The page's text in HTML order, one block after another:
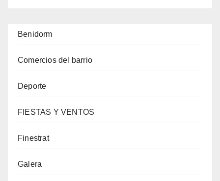
Benidorm
Comercios del barrio
Deporte
FIESTAS Y VENTOS
Finestrat
Galera